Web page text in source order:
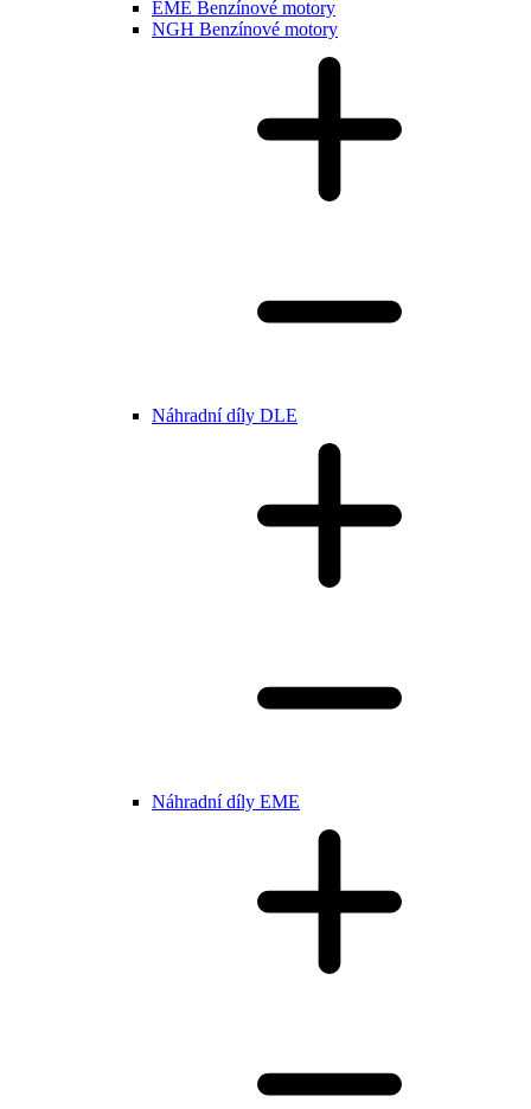
EME Benzínové motory
NGH Benzínové motory
Náhradní díly DLE
Náhradní díly EME